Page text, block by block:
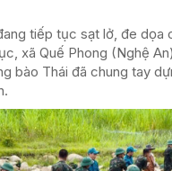
tiếp tục sạt lở, đe dọa
xã Quế Phong (Nghệ
bào Thái đã chung tay